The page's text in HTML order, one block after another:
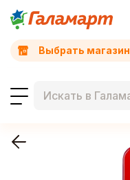
Выбрать магазин